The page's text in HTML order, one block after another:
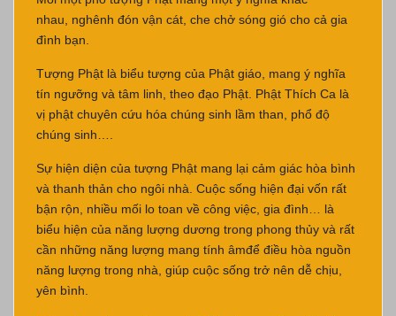
nhau, nghênh đón vận cát, che chở sóng gió cho cả gia
đình bạn.
Tượng Phật là biểu tượng của Phật giáo, mang ý nghĩa
tín ngưỡng và tâm linh, theo đạo Phật. Phật Thích Ca là
vị phật chuyên cứu hóa chúng sinh lầm than, phổ độ
chúng sinh….
Sự hiện diện của tượng Phật mang lại cảm giác hòa bình
và thanh thản cho ngôi nhà. Cuộc sống hiện đại vốn rất
bận rộn, nhiều mối lo toan về công việc, gia đình… là
biểu hiện của năng lượng dương trong phong thủy và rất
cần những năng lượng mang tính âmđể điều hòa nguồn
năng lượng trong nhà, giúp cuộc sống trở nên dễ chịu,
yên bình.